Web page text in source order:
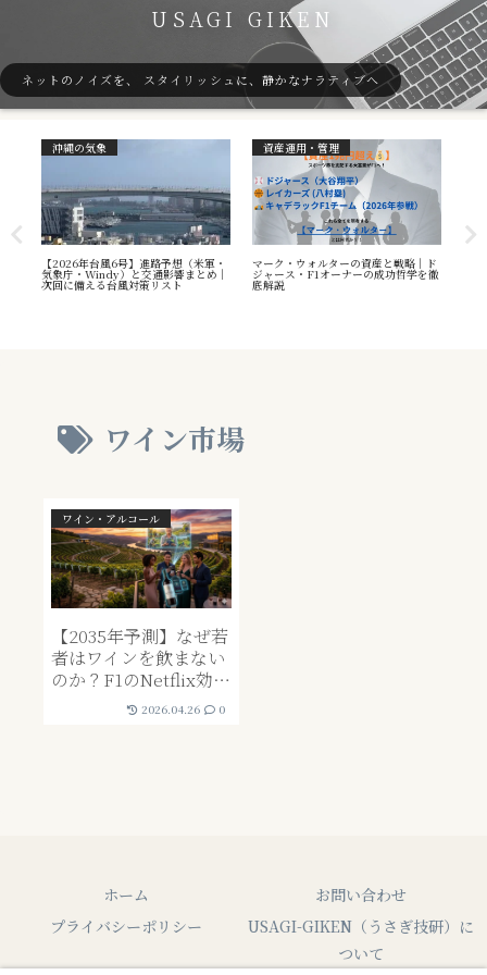
USAGI GIKEN
ネットのノイズを、 スタイリッシュに、静かなナラティブへ
沖縄の気象
【2026年台風6号】進路予想（米軍・
気象庁・Windy）と交通影響まとめ｜
次回に備える台風対策リスト
資産運用・管理
マーク・ウォルターの資産と戦略｜ド
ジャース・F1オーナーの成功哲学を徹
底解説
ワイン市場
ワイン・アルコール
【2035年予測】なぜ若
者はワインを飲まない
のか？F1のNetflix効果
に学ぶ「脱・権威」戦
略と日本市場の行方
2026.04.26 0
ホーム
お問い合わせ
プライバシーポリシー
USAGI-GIKEN（うさぎ技研）に
ついて